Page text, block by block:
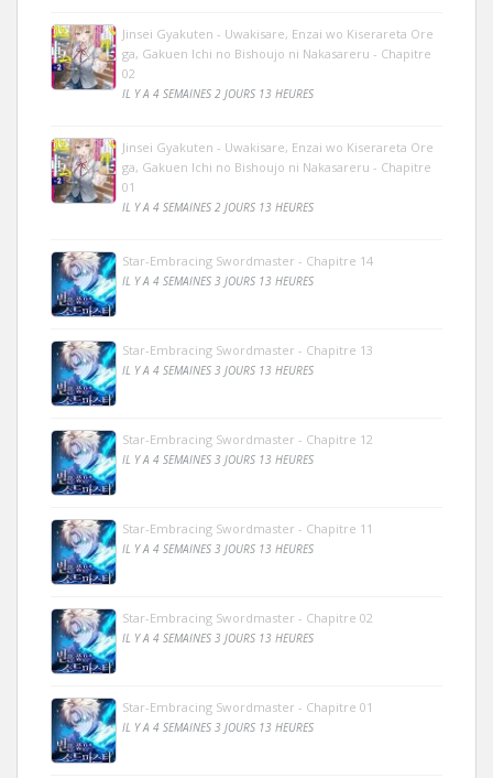
Jinsei Gyakuten - Uwakisare, Enzai wo Kiserareta Ore
ga, Gakuen Ichi no Bishoujo ni Nakasareru - Chapitre
02
IL Y A 4 SEMAINES 2 JOURS 13 HEURES
Jinsei Gyakuten - Uwakisare, Enzai wo Kiserareta Ore
ga, Gakuen Ichi no Bishoujo ni Nakasareru - Chapitre
01
IL Y A 4 SEMAINES 2 JOURS 13 HEURES
Star-Embracing Swordmaster - Chapitre 14
IL Y A 4 SEMAINES 3 JOURS 13 HEURES
Star-Embracing Swordmaster - Chapitre 13
IL Y A 4 SEMAINES 3 JOURS 13 HEURES
Star-Embracing Swordmaster - Chapitre 12
IL Y A 4 SEMAINES 3 JOURS 13 HEURES
Star-Embracing Swordmaster - Chapitre 11
IL Y A 4 SEMAINES 3 JOURS 13 HEURES
Star-Embracing Swordmaster - Chapitre 02
IL Y A 4 SEMAINES 3 JOURS 13 HEURES
Star-Embracing Swordmaster - Chapitre 01
IL Y A 4 SEMAINES 3 JOURS 13 HEURES